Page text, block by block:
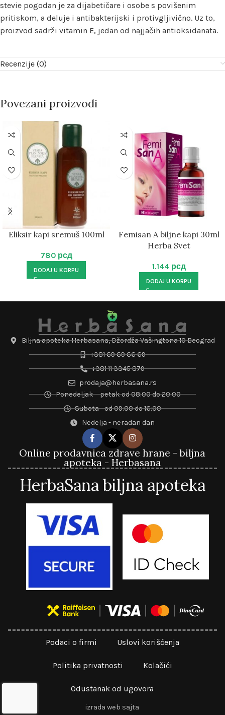
stevie pogodan je za dijabetičare i osobe s povišenim
pritiskom, a deluje i antibakterijski i protivgljivično. Uz to,
proizvod sadrži vitamin E, jedan od najjačih antioksidanata.
Recenzije (0)
Povezani proizvodi
Eliksir kapi sremuš 100ml
780 рсд
DODAJ U KORPU
Femisan A biljne kapi 30ml
Herba Svet
1.144 рсд
DODAJ U KORPU
Biljna apoteka Herbasana, Džordža Vašingtona 10 Beograd
+381 69 69 66 69
+381 11 3345 879
prodaja@herbasana.rs
Ponedeljak – petak od 08:00 do 20:00
Subota - od 09:00 do 16:00
Nedelja - neradan dan
Online prodavnica zdrave hrane - biljna
apoteka - Herbasana
HerbaSana biljna apoteka
Podaci o firmi Uslovi korišćenja
Politika privatnosti Kolačići
Odustanak od ugovora
izrada web sajta